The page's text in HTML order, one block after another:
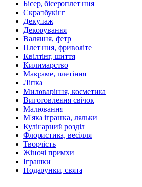
Бісер, бісероплетіння
Скрапбукінг
Декупаж
Декорування
Валяння, фетр
Плетіння, фриволіте
Квілтінг, шиття
Килимарство
Макраме, плетіння
Ліпка
Миловаріння, косметика
Виготовлення свічок
Малювання
М'яка іграшка, ляльки
Кулінарний розділ
Флористика, весілля
Творчість
Жіночі примхи
Іграшки
Подарунки, свята